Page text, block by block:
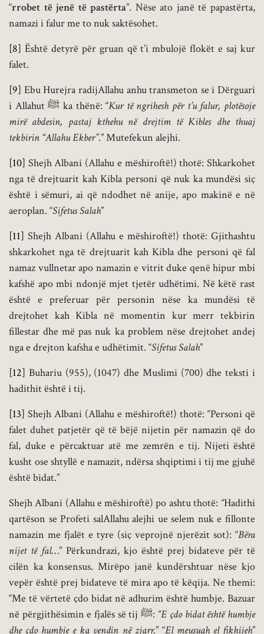
“rrobet të jenë të pastërta”. Nëse ato janë të papastërta,
namazi i falur me to nuk saktësohet.
[8] Është detyrë për gruan që t’i mbulojë flokët e saj kur
falet.
[9] Ebu Hurejra radijAllahu anhu transmeton se i Dërguari
i Allahut ﷺ ka thënë: “Kur të ngrihesh për t’u falur, plotësoje
mirë abdesin, pastaj kthehu në drejtim të Kibles dhe thuaj
tekbirin “Allahu Ekber”.” Mutefekun alejhi.
[10] Shejh Albani (Allahu e mëshiroftë!) thotë: Shkarkohet
nga të drejtuarit kah Kibla personi që nuk ka mundësi siç
është i sëmuri, ai që ndodhet në anije, apo makinë e në
aeroplan. “Sifetus Salah”
[11] Shejh Albani (Allahu e mëshiroftë!) thotë: Gjithashtu
shkarkohet nga të drejtuarit kah Kibla dhe personi që fal
namaz vullnetar apo namazin e vitrit duke qenë hipur mbi
kafshë apo mbi ndonjë mjet tjetër udhëtimi. Në këtë rast
është e preferuar për personin nëse ka mundësi të
drejtohet kah Kibla në momentin kur merr tekbirin
fillestar dhe më pas nuk ka problem nëse drejtohet andej
nga e drejton kafsha e udhëtimit. “Sifetus Salah”
[12] Buhariu (955), (1047) dhe Muslimi (700) dhe teksti i
hadithit është i tij.
[13] Shejh Albani (Allahu e mëshiroftë!) thotë: “Personi që
falet duhet patjetër që të bëjë nijetin për namazin që do
fal, duke e përcaktuar atë me zemrën e tij. Nijeti është
kusht ose shtyllë e namazit, ndërsa shqiptimi i tij me gjuhë
është bidat.”
Shejh Albani (Allahu e mëshiroftë) po ashtu thotë: “Hadithi
qartëson se Profeti salAllahu alejhi ue selem nuk e fillonte
namazin me fjalët e tyre (siç veprojnë njerëzit sot): “Bëra
nijet të fal…” Përkundrazi, kjo është prej bidateve për të
cilën ka konsensus. Mirëpo janë kundërshtuar nëse kjo
vepër është prej bidateve të mira apo të këqija. Ne themi:
“Me të vërtetë çdo bidat në adhurim është humbje. Bazuar
në përgjithësimin e fjalës së tij ﷺ: “E çdo bidat është humbje
dhe çdo humbje e ka vendin në zjarr.” “El meusuah el fikhijeh”